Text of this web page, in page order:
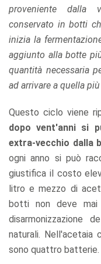
proveniente dalla
conservato in botti
inizia la
aggiunto alla botte
quantità necessaria
ad arrivare a quella
Questo ciclo viene
dopo vent'anni si
extra-vecchio dalla
ogni anno si può
giustifica il costo
litro e mezzo di
botti non deve
disarmonizzazione
naturali. Nell'acetaia
sono quattro batterie.